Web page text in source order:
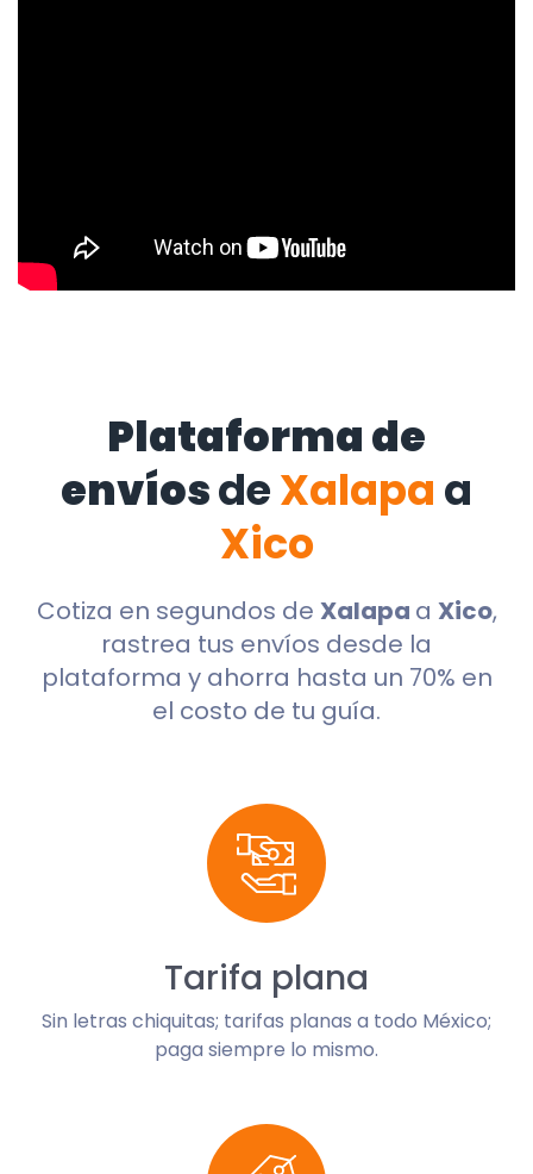
Plataforma de
envíosdeXalapa a
Xico
Cotiza en segundos de Xalapa a Xico,
rastrea tus envíos desde la
plataforma y ahorra hasta un 70% en
el costo de tu guía.
Tarifa plana
Sin letras chiquitas; tarifas planas a todo México;
paga siempre lo mismo.